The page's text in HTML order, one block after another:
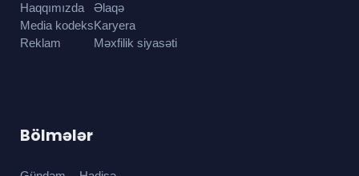
Haqqımızda
Media kodeks
Reklam
Əlaqə
Karyera
Məxfilik siyasəti
Bölmələr